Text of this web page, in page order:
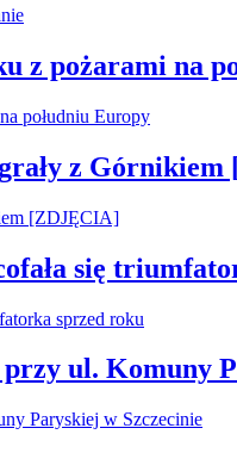
z pożarami na
z
się
ul. Komuny